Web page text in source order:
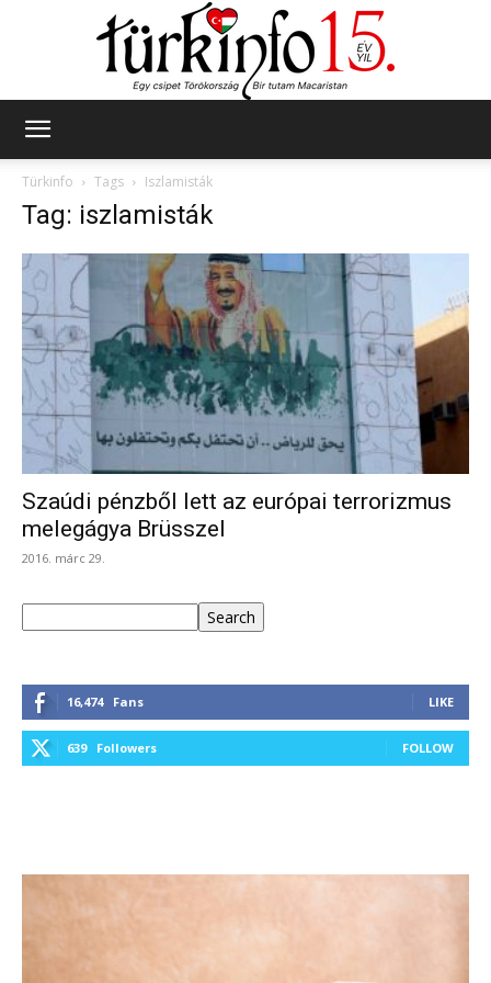
Türkinfo
Tags Iszlamisták
Tag: iszlamisták
Szaúdi pénzből lett az európai terrorizmus
melegágya Brüsszel
2016. márc 29.
Search
16,474 Fans LIKE
639 Followers FOLLOW